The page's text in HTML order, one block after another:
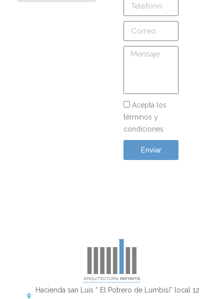
Acepta los
términos y
condiciones
Enviar
Hacienda san Luis “ El Potrero de Lumbisí” local 12